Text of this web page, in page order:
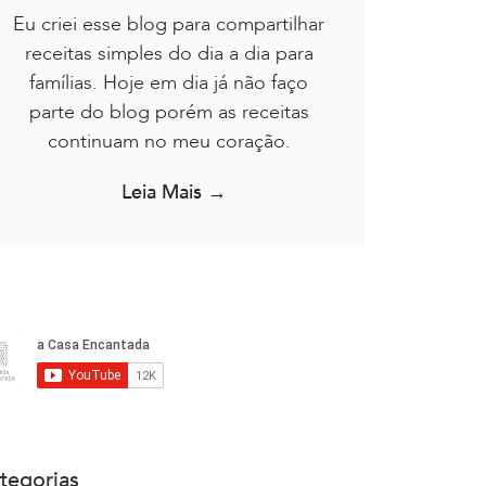
Eu criei esse blog para compartilhar
receitas simples do dia a dia para
famílias. Hoje em dia já não faço
parte do blog porém as receitas
continuam no meu coração.
Leia Mais →